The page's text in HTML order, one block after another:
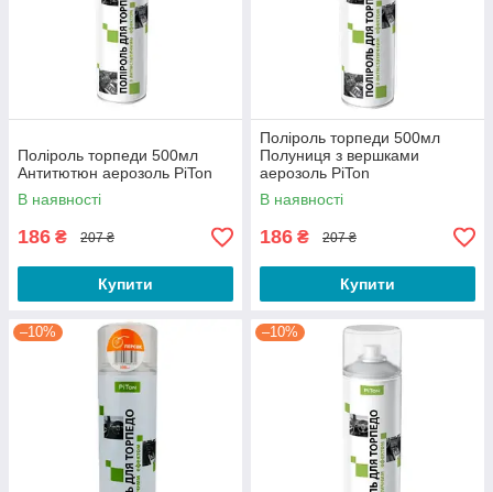
Поліроль торпеди 500мл
Антитютюн аерозоль PiTon
В наявності
186 ₴ 207 ₴
Купити
Поліроль торпеди 500мл
Полуниця з вершками
аерозоль PiTon
В наявності
186 ₴ 207 ₴
Купити
–10% –10%